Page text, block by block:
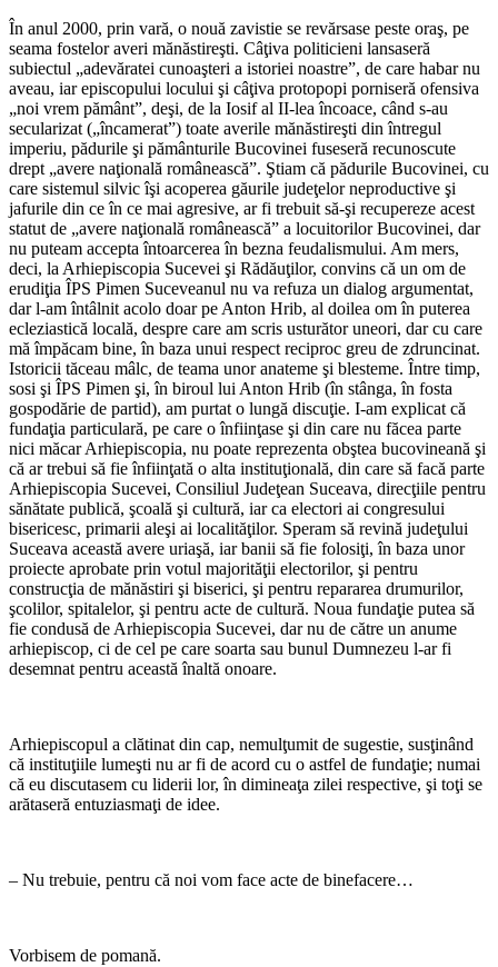
În anul 2000, prin vară, o nouă zavistie se revărsase peste oraş, pe
seama fostelor averi mănăstireşti. Câţiva politicieni lansaseră
subiectul „adevăratei cunoaşteri a istoriei noastre”, de care habar nu
aveau, iar episcopului locului şi câţiva protopopi porniseră ofensiva
„noi vrem pământ”, deşi, de la Iosif al II-lea încoace, când s-au
secularizat („încamerat”) toate averile mănăstireşti din întregul
imperiu, pădurile şi pământurile Bucovinei fuseseră recunoscute
drept „avere naţională românească”. Ştiam că pădurile Bucovinei, cu
care sistemul silvic îşi acoperea găurile judeţelor neproductive şi
jafurile din ce în ce mai agresive, ar fi trebuit să-şi recupereze acest
statut de „avere naţională românească” a locuitorilor Bucovinei, dar
nu puteam accepta întoarcerea în bezna feudalismului. Am mers,
deci, la Arhiepiscopia Sucevei şi Rădăuţilor, convins că un om de
erudiţia ÎPS Pimen Suceveanul nu va refuza un dialog argumentat,
dar l-am întâlnit acolo doar pe Anton Hrib, al doilea om în puterea
ecleziastică locală, despre care am scris usturător uneori, dar cu care
mă împăcam bine, în baza unui respect reciproc greu de zdruncinat.
Istoricii tăceau mâlc, de teama unor anateme şi blesteme. Între timp,
sosi şi ÎPS Pimen şi, în biroul lui Anton Hrib (în stânga, în fosta
gospodărie de partid), am purtat o lungă discuţie. I-am explicat că
fundaţia particulară, pe care o înfiinţase şi din care nu făcea parte
nici măcar Arhiepiscopia, nu poate reprezenta obştea bucovineană şi
că ar trebui să fie înfiinţată o alta instituţională, din care să facă parte
Arhiepiscopia Sucevei, Consiliul Judeţean Suceava, direcţiile pentru
sănătate publică, şcoală şi cultură, iar ca electori ai congresului
bisericesc, primarii aleşi ai localităţilor. Speram să revină judeţului
Suceava această avere uriaşă, iar banii să fie folosiţi, în baza unor
proiecte aprobate prin votul majorităţii electorilor, şi pentru
construcţia de mănăstiri şi biserici, şi pentru repararea drumurilor,
şcolilor, spitalelor, şi pentru acte de cultură. Noua fundaţie putea să
fie condusă de Arhiepiscopia Sucevei, dar nu de către un anume
arhiepiscop, ci de cel pe care soarta sau bunul Dumnezeu l-ar fi
desemnat pentru această înaltă onoare.
Arhiepiscopul a clătinat din cap, nemulţumit de sugestie, susţinând
că instituţiile lumeşti nu ar fi de acord cu o astfel de fundaţie; numai
că eu discutasem cu liderii lor, în dimineaţa zilei respective, şi toţi se
arătaseră entuziasmaţi de idee.
– Nu trebuie, pentru că noi vom face acte de binefacere…
Vorbisem de pomană.